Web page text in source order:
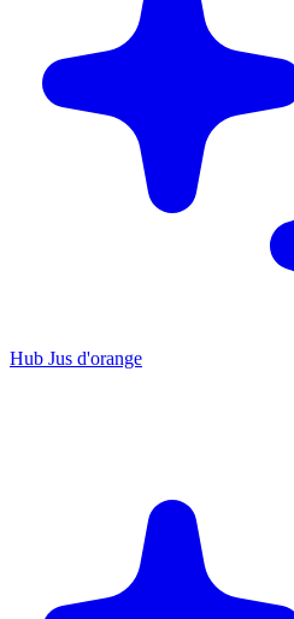
Hub Jus d'orange